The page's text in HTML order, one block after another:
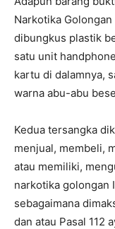
Narkotika
dibungkus plastik
satu unit
kartu di dalamnya,
warna abu-abu
Kedua tersangka
menjual, membeli,
atau memiliki,
narkotika golongan
sebagaimana
dan atau Pasal 112